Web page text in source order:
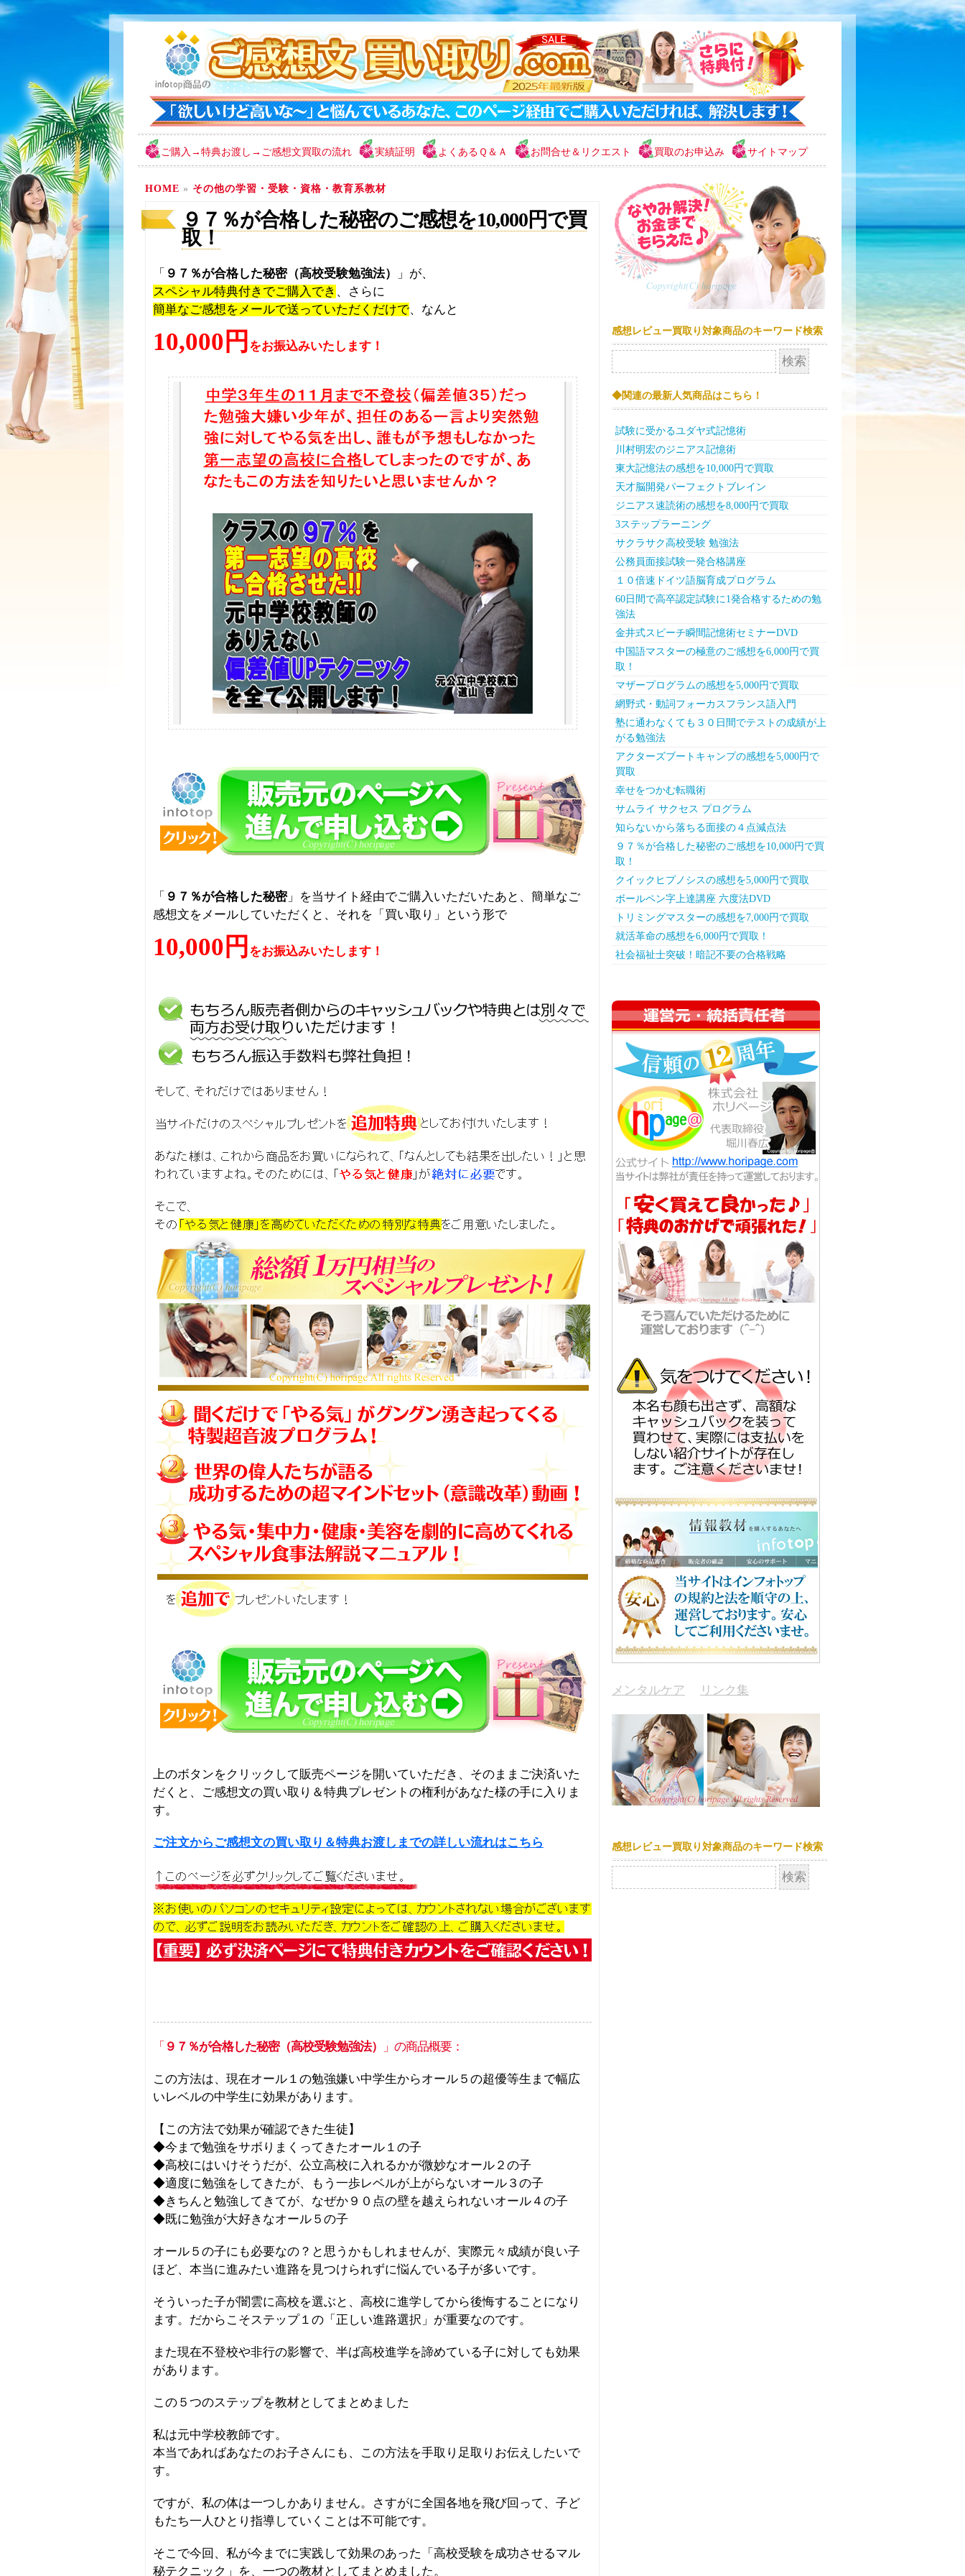
ご購入→特典お渡し→ご感想文買取の流れ 実績証明 よくあるＱ＆Ａ お問合せ＆リクエスト 買取のお申込み サイトマップ
HOME » その他の学習・受験・資格・教育系教材
９７％が合格した秘密のご感想を10,000円で買
取！
「 ９７％が合格した秘密（高校受験勉強法）
」が、
スペシャル特典付きでご購入でき 、さらに
簡単なご感想をメールで送っていただくだけで、なんと
10,000円 をお振込みいたします！
「 ９７％が合格した秘密」を当サイト経由でご購入いただいたあと、簡単なご
感想文をメールしていただくと、それを「買い取り」という形で
10,000円 をお振込みいたします！
上のボタンをクリックして販売ページを開いていただき、そのままご決済いた
だくと、ご感想文の買い取り＆特典プレゼントの権利があなた様の手に入りま
す。
ご注文からご感想文の買い取り＆特典お渡しまでの詳しい流れはこちら
「 ９７％が合格した秘密（高校受験勉強法） 」の商品概要：
この方法は、現在オール１の勉強嫌い中学生からオール５の超優等生まで幅広
いレベルの中学生に効果があります。
【この方法で効果が確認できた生徒】
◆今まで勉強をサボりまくってきたオール１の子
◆高校にはいけそうだが、公立高校に入れるかが微妙なオール２の子
◆適度に勉強をしてきたが、もう一歩レベルが上がらないオール３の子
◆きちんと勉強してきてが、なぜか９０点の壁を越えられないオール４の子
◆既に勉強が大好きなオール５の子
オール５の子にも必要なの？と思うかもしれませんが、実際元々成績が良い子
ほど、本当に進みたい進路を見つけられずに悩んでいる子が多いです。
そういった子が闇雲に高校を選ぶと、高校に進学してから後悔することになり
ます。だからこそステップ１の「正しい進路選択」が重要なのです。
また現在不登校や非行の影響で、半ば高校進学を諦めている子に対しても効果
があります。
この５つのステップを教材としてまとめました
私は元中学校教師です。
本当であればあなたのお子さんにも、この方法を手取り足取りお伝えしたいで
す。
ですが、私の体は一つしかありません。さすがに全国各地を飛び回って、子ど
もたち一人ひとり指導していくことは不可能です。
そこで今回、私が今までに実践して効果のあった「高校受験を成功させるマル
秘テクニック」を、一つの教材としてまとめました。
感想レビュー買取り対象商品のキーワード検索
検索:
◆関連の最新人気商品はこちら！
試験に受かるユダヤ式記憶術
川村明宏のジニアス記憶術
東大記憶法の感想を10,000円で買取
天才脳開発パーフェクトブレイン
ジニアス速読術の感想を8,000円で買取
3ステップラーニング
サクラサク高校受験 勉強法
公務員面接試験一発合格講座
１０倍速ドイツ語脳育成プログラム
60日間で高卒認定試験に1発合格するための勉
強法
金井式スピーチ瞬間記憶術セミナーDVD
中国語マスターの極意のご感想を6,000円で買
取！
マザープログラムの感想を5,000円で買取
網野式・動詞フォーカスフランス語入門
塾に通わなくても３０日間でテストの成績が上
がる勉強法
アクターズブートキャンプの感想を5,000円で
買取
幸せをつかむ転職術
サムライ サクセス プログラム
知らないから落ちる面接の４点減点法
９７％が合格した秘密のご感想を10,000円で買
取！
クイックヒプノシスの感想を5,000円で買取
ボールペン字上達講座 六度法DVD
トリミングマスターの感想を7,000円で買取
就活革命の感想を6,000円で買取！
社会福祉士突破！暗記不要の合格戦略
メンタルケア リンク集
感想レビュー買取り対象商品のキーワード検索
検索: